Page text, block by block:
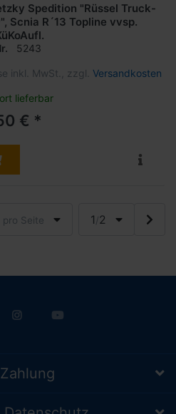
Spedition "Rüssel Truck-
Scnia R´13 Topline vvsp.
5243
inkl. MwSt., zzgl. Versandkosten
lieferbar
€ *
pro Seite 1/2